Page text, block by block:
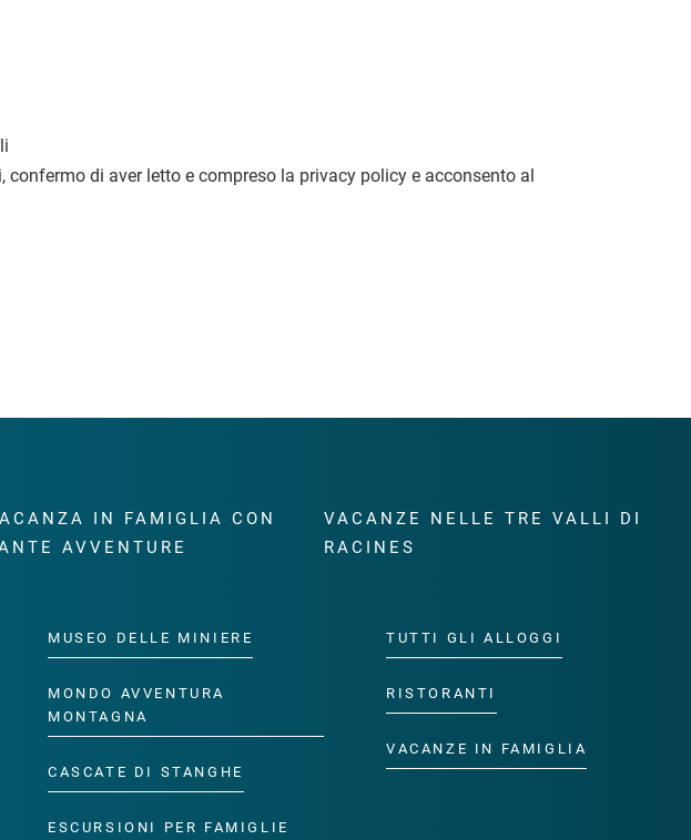
di aver letto e compreso la privacy policy e acconsento al
IN FAMIGLIA CON
AVVENTURE
MUSEO DELLE MINIERE
MONDO AVVENTURA
MONTAGNA
CASCATE DI STANGHE
ESCURSIONI PER FAMIGLIE
VACANZE NELLE TRE VALLI DI
RACINES
TUTTI GLI ALLOGGI
RISTORANTI
VACANZE IN FAMIGLIA